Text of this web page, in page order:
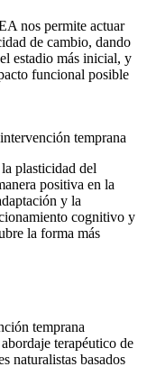
nos permite actuar
de cambio, dando
estadio más inicial, y
funcional posible
temprana
plasticidad del
positiva en la
y la
cognitivo y
la forma más
temprana
terapéutico de
naturalistas basados